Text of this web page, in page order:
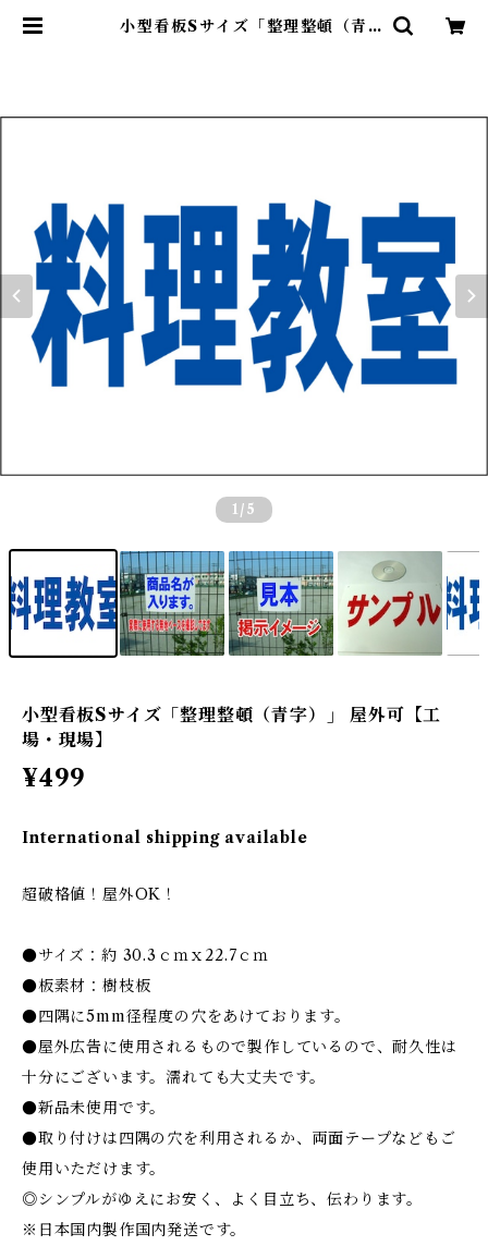
小型看板Sサイズ「整理整頓（青
1 /5
小型看板Sサイズ「整理整頓（青字）」 屋外可【工
場・現場】
¥499
International shipping available
超破格値！屋外OK！
●サイズ：約 30.3ｃｍｘ22.7ｃｍ
●板素材：樹枝板
●四隅に5mm径程度の穴をあけております。
●屋外広告に使用されるもので製作しているので、耐久性は
十分にございます。濡れても大丈夫です。
●新品未使用です。
●取り付けは四隅の穴を利用されるか、両面テープなどもご
使用いただけます。
◎シンプルがゆえにお安く、よく目立ち、伝わります。
※日本国内製作国内発送です。